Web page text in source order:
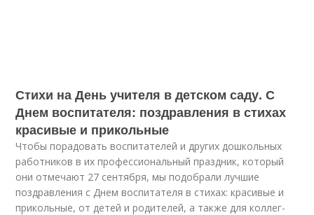
Стихи на День учителя в детском саду. С
Днем воспитателя: поздравления в стихах
красивые и прикольные
Чтобы порадовать воспитателей и других дошкольных
работников в их профессиональный праздник, который
они отмечают 27 сентября, мы подобрали лучшие
поздравления с Днем воспитателя в стихах: красивые и
прикольные, от детей и родителей, а также для коллег-